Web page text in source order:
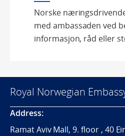
Norske
med ambassaden ved
informasjon, råd eller
Royal Norwegian
Address:
Ramat Aviv Mall, 9. floor , 40